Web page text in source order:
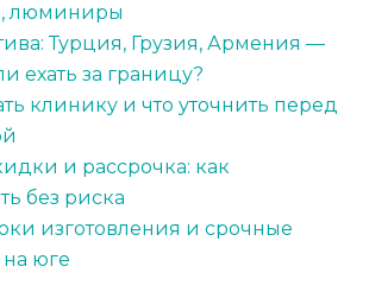
люминиры
Турция, Грузия, Армения —
ехать за границу?
клинику и что уточнить перед
и рассрочка: как
без риска
изготовления и срочные
юге